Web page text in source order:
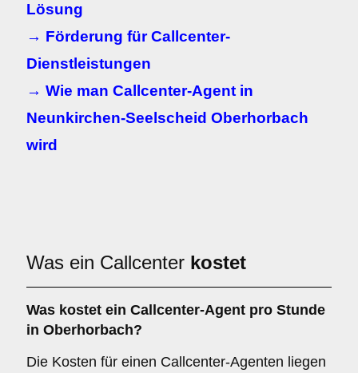
Lösung
→ Förderung für Callcenter-
Dienstleistungen
→ Wie man Callcenter-Agent in
Neunkirchen-Seelscheid Oberhorbach
wird
Was ein Callcenter kostet
Was kostet ein Callcenter-Agent pro Stunde
in Oberhorbach?
Die Kosten für einen Callcenter-Agenten liegen